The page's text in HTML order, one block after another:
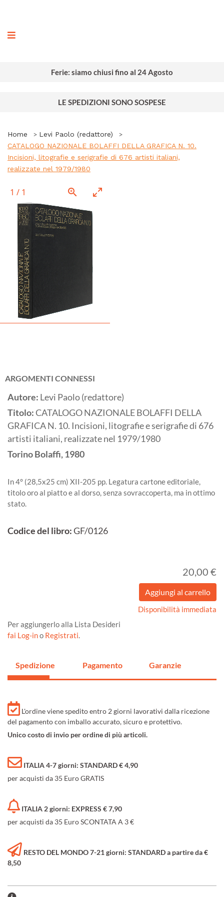
Ferie: siamo chiusi fino al 24 Agosto
LE SPEDIZIONI SONO SOSPESE
Home
Levi Paolo (redattore)
CATALOGO NAZIONALE BOLAFFI DELLA GRAFICA N. 10.
Incisioni, litografie e serigrafie di 676 artisti italiani,
realizzate nel 1979/1980
1 / 1
ARGOMENTI CONNESSI
Autore: Levi Paolo (redattore)
Titolo:CATALOGO NAZIONALE BOLAFFI DELLA
GRAFICA N. 10. Incisioni, litografie e serigrafie di 676
artisti italiani, realizzate nel 1979/1980
TorinoBolaffi,1980
In 4° (28,5x25 cm) XII-205 pp. Legatura cartone editoriale,
titolo oro al piatto e al dorso, senza sovraccoperta, ma in ottimo
stato.
Codice del libro:GF/0126
20,00 €
Disponibilità immediata
Per aggiungerlo alla Lista Desideri
fai Log-ino Registrati.
Spedizione Pagamento Garanzie
L'ordine viene spedito entro 2 giorni lavorativi dalla ricezione
del pagamento con imballo accurato, sicuro e protettivo.
Unico costo di invio per ordine di più articoli.
ITALIA 4-7 giorni: STANDARD € 4,90
per acquisti da 35 Euro GRATIS
ITALIA 2 giorni: EXPRESS € 7,90
per acquisti da 35 Euro SCONTATA A 3 €
RESTO DEL MONDO 7-21 giorni: STANDARD a partire da €
8,50